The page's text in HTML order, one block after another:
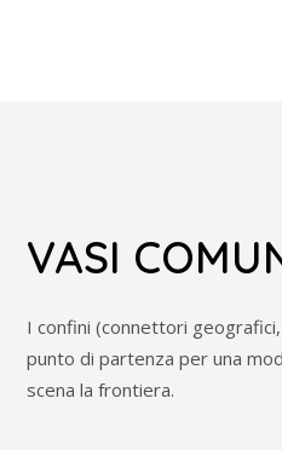
VASI
I confini (connettori
punto di partenza per una
scena la frontiera.